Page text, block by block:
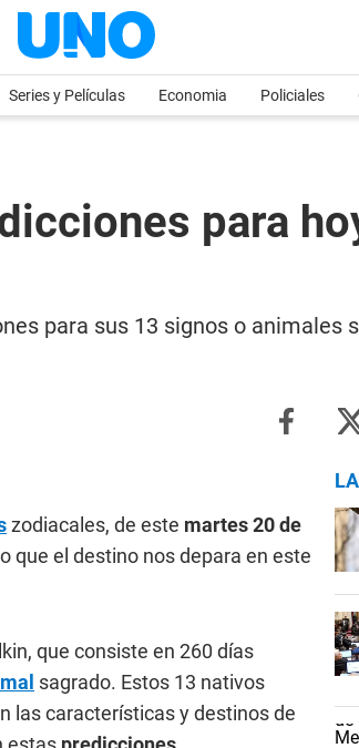
Series y Películas Economia Policiales
para
para sus 13 signos o animales
zodiacales, de este martes 20 de
que el destino nos depara en este
que consiste en 260 días
sagrado. Estos 13 nativos
las características y destinos de